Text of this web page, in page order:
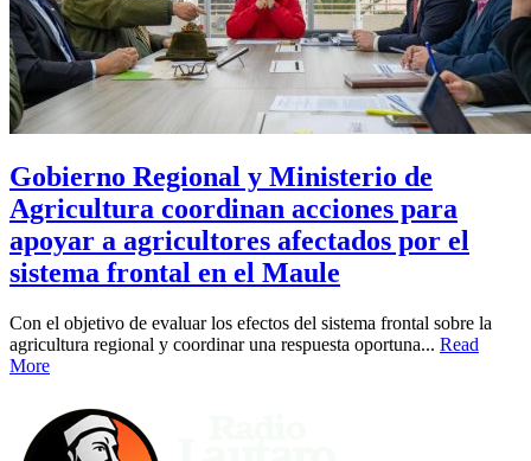
Gobierno Regional y Ministerio de
Agricultura coordinan acciones para
apoyar a agricultores afectados por el
sistema frontal en el Maule
Con el objetivo de evaluar los efectos del sistema frontal sobre la
agricultura regional y coordinar una respuesta oportuna... Read
More